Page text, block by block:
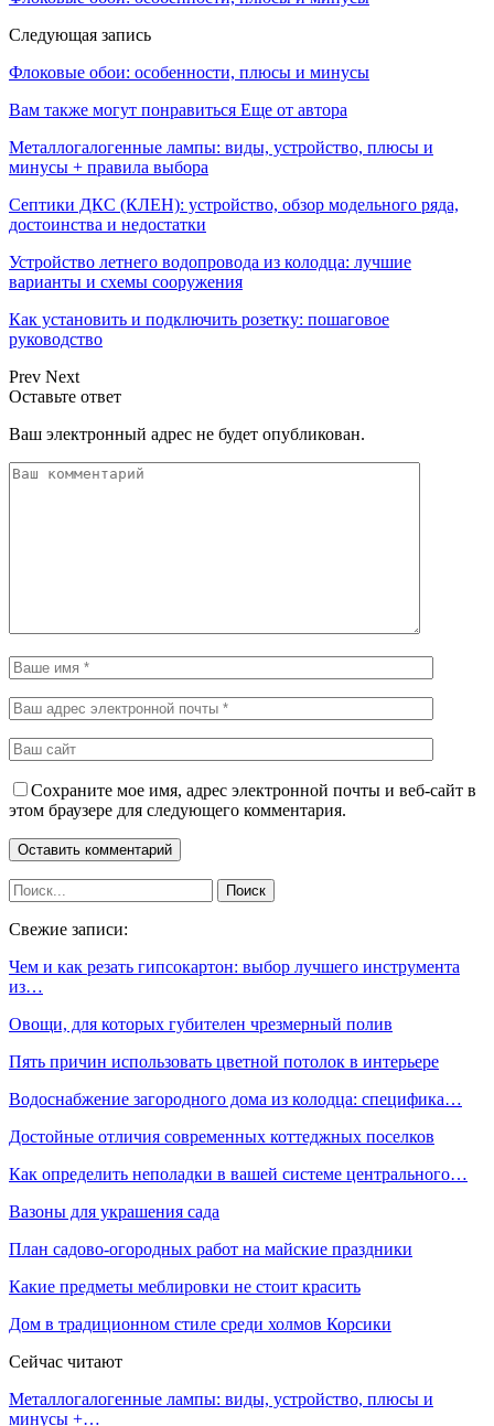
Следующая запись
Флоковые обои: особенности, плюсы и минусы
Вам также могут понравиться Еще от автора
Металлогалогенные лампы: виды, устройство, плюсы и
минусы + правила выбора
Септики ДКС (КЛЕН): устройство, обзор модельного ряда,
достоинства и недостатки
Устройство летнего водопровода из колодца: лучшие
варианты и схемы сооружения
Как установить и подключить розетку: пошаговое
руководство
Prev Next
Оставьте ответ
Ваш электронный адрес не будет опубликован.
Сохраните мое имя, адрес электронной почты и веб-сайт в
этом браузере для следующего комментария.
Свежие записи:
Чем и как резать гипсокартон: выбор лучшего инструмента
из…
Овощи, для которых губителен чрезмерный полив
Пять причин использовать цветной потолок в интерьере
Водоснабжение загородного дома из колодца: специфика…
Достойные отличия современных коттеджных поселков
Как определить неполадки в вашей системе центрального…
Вазоны для украшения сада
План садово-огородных работ на майские праздники
Какие предметы меблировки не стоит красить
Дом в традиционном стиле среди холмов Корсики
Сейчас читают
Металлогалогенные лампы: виды, устройство, плюсы и
минусы +…